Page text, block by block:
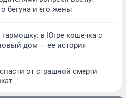
бегуна и его жены
в Югре кошечка с
дом — ее история
от страшной смерти